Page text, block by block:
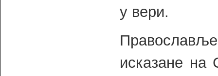
у вери.
исказане на